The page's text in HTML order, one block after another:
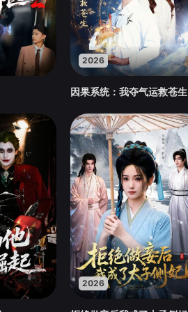
2026
因果系统：我夺气运救苍生
2026